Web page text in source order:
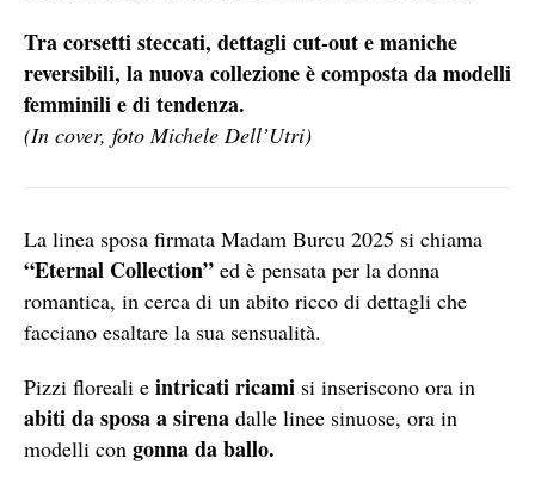
Tra corsetti steccati, dettagli cut-out e maniche
reversibili, la nuova collezione è composta da modelli
femminili e di tendenza.
(In cover, foto Michele Dell’Utri)
La linea sposa firmata Madam Burcu 2025 si chiama
“Eternal Collection” ed è pensata per la donna
romantica, in cerca di un abito ricco di dettagli che
facciano esaltare la sua sensualità.
Pizzi floreali e intricati ricami si inseriscono ora in
abiti da sposa a sirena dalle linee sinuose, ora in
modelli con gonna da ballo.